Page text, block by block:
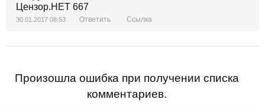
30.01.2017 08:53 Ответить Ссылка
Произошла ошибка при получении списка
комментариев.